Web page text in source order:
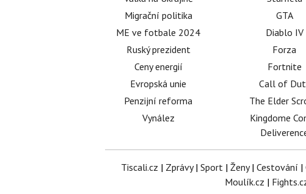
Migrační politika
ME ve fotbale 2024
Ruský prezident
Ceny energií
Evropská unie
Penzijní reforma
Vynález
GTA
Diablo IV
Forza
Fortnite
Call of
The Elder
Kingdome
Tiscali.cz | Zprávy| Sport| Ženy| Cestování |
Moulík.cz |